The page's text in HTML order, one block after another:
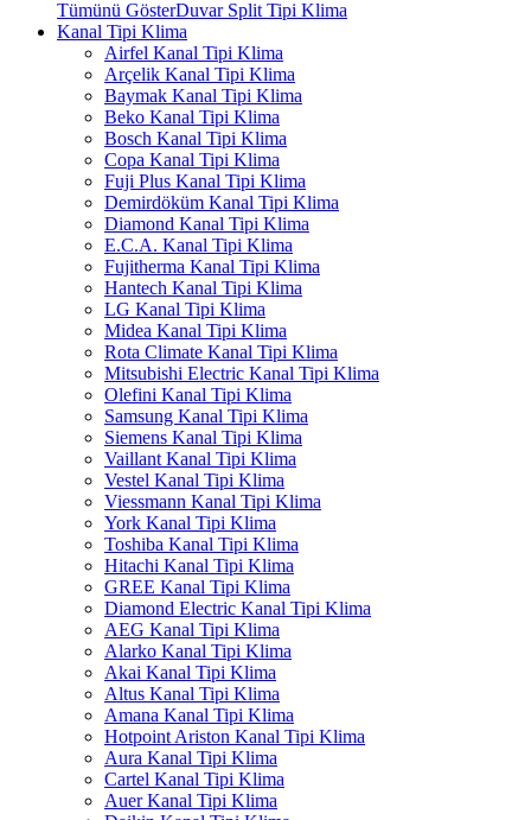
Tümünü GösterDuvar Split Tipi Klima
Kanal Tipi Klima
Airfel Kanal Tipi Klima
Arçelik Kanal Tipi Klima
Baymak Kanal Tipi Klima
Beko Kanal Tipi Klima
Bosch Kanal Tipi Klima
Copa Kanal Tipi Klima
Fuji Plus Kanal Tipi Klima
Demirdöküm Kanal Tipi Klima
Diamond Kanal Tipi Klima
E.C.A. Kanal Tipi Klima
Fujitherma Kanal Tipi Klima
Hantech Kanal Tipi Klima
LG Kanal Tipi Klima
Midea Kanal Tipi Klima
Rota Climate Kanal Tipi Klima
Mitsubishi Electric Kanal Tipi Klima
Olefini Kanal Tipi Klima
Samsung Kanal Tipi Klima
Siemens Kanal Tipi Klima
Vaillant Kanal Tipi Klima
Vestel Kanal Tipi Klima
Viessmann Kanal Tipi Klima
York Kanal Tipi Klima
Toshiba Kanal Tipi Klima
Hitachi Kanal Tipi Klima
GREE Kanal Tipi Klima
Diamond Electric Kanal Tipi Klima
AEG Kanal Tipi Klima
Alarko Kanal Tipi Klima
Akai Kanal Tipi Klima
Altus Kanal Tipi Klima
Amana Kanal Tipi Klima
Hotpoint Ariston Kanal Tipi Klima
Aura Kanal Tipi Klima
Cartel Kanal Tipi Klima
Auer Kanal Tipi Klima